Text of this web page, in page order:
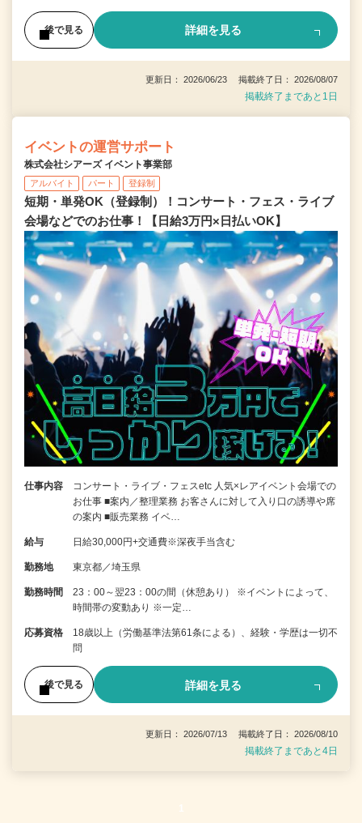
後で見る 詳細を見る
更新日： 2026/06/23 掲載終了日： 2026/08/07
掲載終了まであと1日
イベントの運営サポート
株式会社シアーズ イベント事業部
アルバイト パート 登録制
短期・単発OK（登録制）！コンサート・フェス・ライブ
会場などでのお仕事！【日給3万円×日払いOK】
仕事内容
コンサート・ライブ・フェスetc 人気×レアイベント会場での
お仕事 ■案内／整理業務 お客さんに対して入り口の誘導や席
の案内 ■販売業務 イベ…
給与 日給30,000円+交通費※深夜手当含む
勤務地 東京都／埼玉県
勤務時間
23：00～翌23：00の間（休憩あり） ※イベントによって、
時間帯の変動あり ※一定…
応募資格
18歳以上（労働基準法第61条による）、経験・学歴は一切不
問
後で見る 詳細を見る
更新日： 2026/07/13 掲載終了日： 2026/08/10
掲載終了まであと4日
1